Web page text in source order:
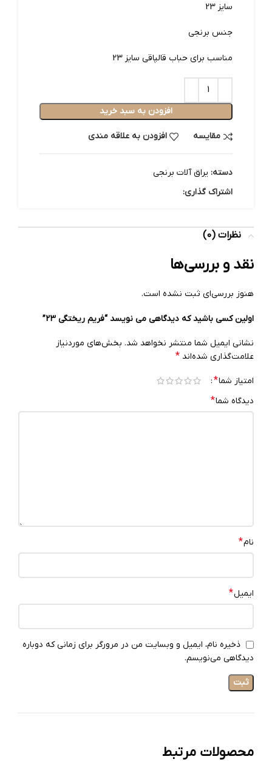
سایز 23
جنس برنجی
مناسب برای حباب قالپاقی سایز 23
افزودن به سبد خرید
مقایسه افزودن به علاقه مندی
دسته: یراق آلات برنجی
اشتراک گذاری:
نظرات (0)
نقد و بررسی‌ها
هنوز بررسی‌ای ثبت نشده است.
اولین کسی باشید که دیدگاهی می نویسد “فریم ریختگی 23”
نشانی ایمیل شما منتشر نخواهد شد. بخش‌های موردنیاز
علامت‌گذاری شده‌اند *
امتیاز شما*
دیدگاه شما*
نام*
ایمیل*
ذخیره نام، ایمیل و وبسایت من در مرورگر برای زمانی که دوباره
دیدگاهی می‌نویسم.
محصولات مرتبط